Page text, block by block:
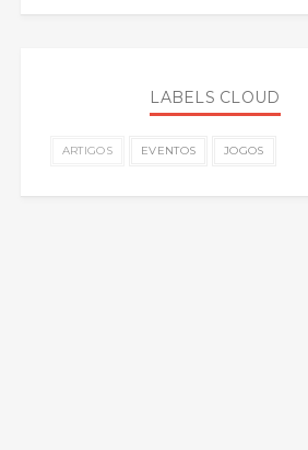
LABELS CLOUD
ARTIGOS EVENTOS JOGOS